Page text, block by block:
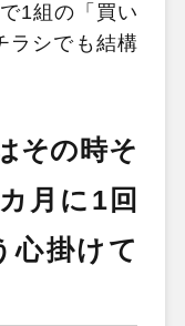
1組の「買い
ラシでも結構
その時そ
月に1回
心掛けて